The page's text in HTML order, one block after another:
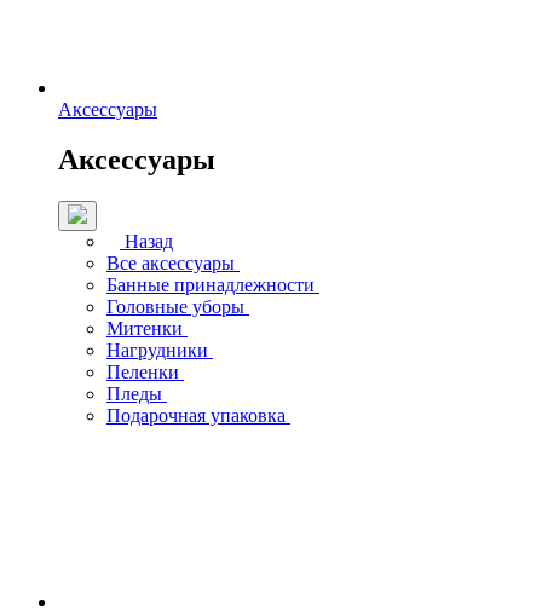
Аксессуары
Аксессуары
Назад
Все аксессуары
Банные принадлежности
Головные уборы
Митенки
Нагрудники
Пеленки
Пледы
Подарочная упаковка